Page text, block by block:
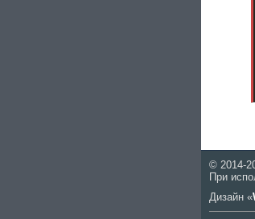
© 2014-
При
Дизайн «